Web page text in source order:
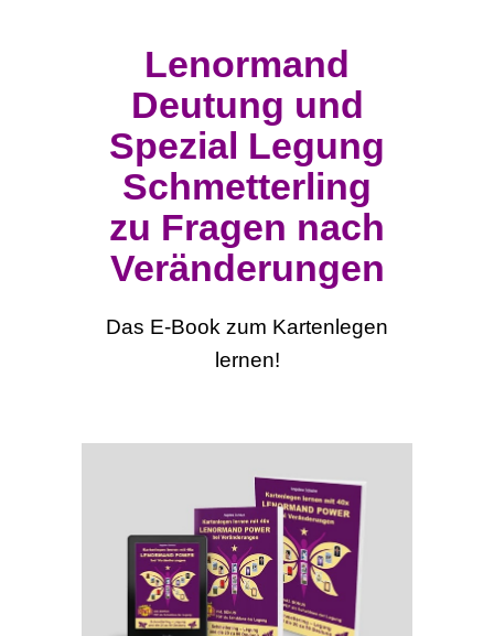
Lenormand
Deutung und
Spezial Legung
Schmetterling
zu Fragen nach
Veränderungen
Das E-Book zum Kartenlegen
lernen!